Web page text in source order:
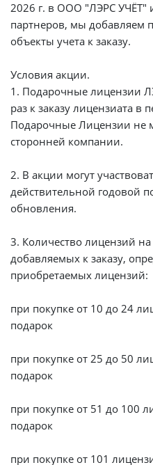
2026 г. в ООО "ЛЭРС УЧЁТ"
партнеров, мы добавляем
объекты учета к заказу.
Условия акции.
1. Подарочные лицензии
раз к заказу лицензиата в
Подарочные Лицензии не
сторонней компании.
2. В акции могут
действительной годовой
обновления.
3. Количество лицензий
добавляемых к заказу,
приобретаемых лицензий:
при покупке от 10 до 24
подарок
при покупке от 25 до 50
подарок
при покупке от 51 до 100
подарок
при покупке от 101